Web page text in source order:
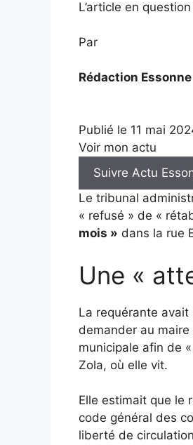
L’article en question
Par
Rédaction Essonne
Publié le 11 mai
Voir mon actu
Suivre Actu
Le tribunal
« refusé » de «
mois » dans la rue
Une «
La requérante
demander au
municipale afin de
Zola, où elle vit.
Elle estimait que le
code général des
liberté de